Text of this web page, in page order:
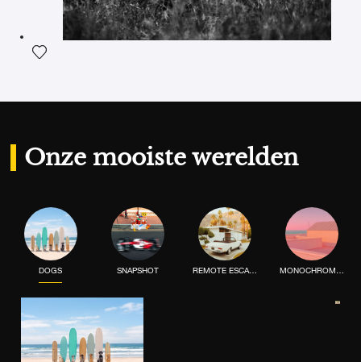
Onze mooiste werelden
DOGS SNAPSHOT REMOTE ESCAPE MONOCHROME MOOD